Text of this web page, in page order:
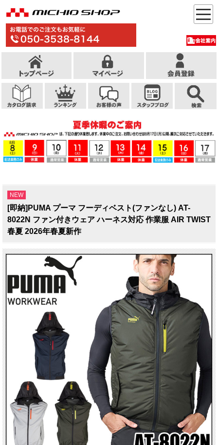
NEW
[即納]PUMA プーマ フーディベスト(ファンなし) AT-
8022N ファン付きウェア ハーネス対応 作業服 AIR TWIST
春夏 2026年春夏新作